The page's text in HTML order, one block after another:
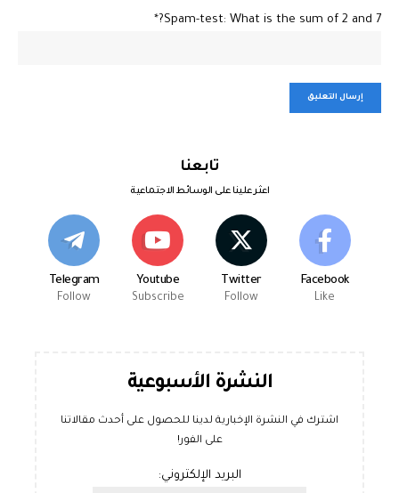
Spam-test: What is the sum of 2 and 7?*
تابعنا
اعثر علينا على الوسائط الاجتماعية
Facebook
Like
Twitter
Follow
Youtube
Subscribe
Telegram
Follow
النشرة الأسبوعية
اشترك في النشرة الإخبارية لدينا للحصول على أحدث مقالاتنا
على الفور!
البريد الإلكتروني: